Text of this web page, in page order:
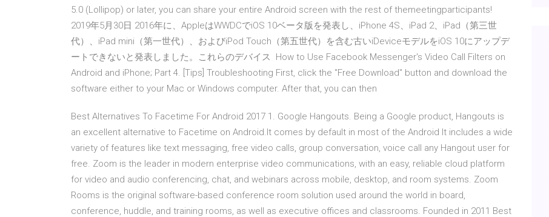
5.0 (Lollipop) or later, you can share your entire Android screen with the rest of themeetingparticipants!
2019年5月30日 2016年に、AppleはWWDCでiOS 10ベータ版を発表し、iPhone 4S、iPad 2、iPad（第三世
代）、iPad mini（第一世代）、およびiPod Touch（第五世代）を含む古いiDeviceモデルをiOS 10にアップデ
ートできないと発表しました。これらのデバイス How to Use Facebook Messenger's Video Call Filters on
Android and iPhone; Part 4. [Tips] Troubleshooting First, click the "Free Download" button and download the
software either to your Mac or Windows computer. After that, you can then
Best Alternatives To Facetime For Android 2017 1. Google Hangouts. Being a Google product, Hangouts is
an excellent alternative to Facetime on Android.It comes by default in most of the Android It includes a wide
variety of features like text messaging, free video calls, group conversation, voice call any Hangout user for
free. Zoom is the leader in modern enterprise video communications, with an easy, reliable cloud platform
for video and audio conferencing, chat, and webinars across mobile, desktop, and room systems. Zoom
Rooms is the original software-based conference room solution used around the world in board,
conference, huddle, and training rooms, as well as executive offices and classrooms. Founded in 2011 Best